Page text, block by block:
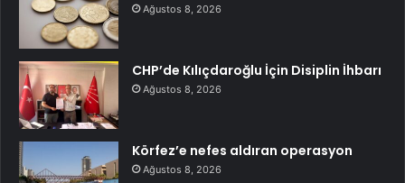
Ağustos 8, 2026
CHP’de Kılıçdaroğlu İçin Disiplin İhbarı
Ağustos 8, 2026
Körfez’e nefes aldıran operasyon
Ağustos 8, 2026